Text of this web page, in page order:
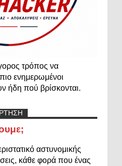
τρόπος να
ενημερωμένοι
ήδη πού βρίσκονται.
αστυνομικής
κάθε φορά που ένας